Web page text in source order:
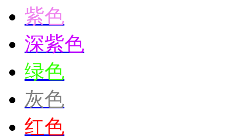
紫色
深紫色
绿色
灰色
红色